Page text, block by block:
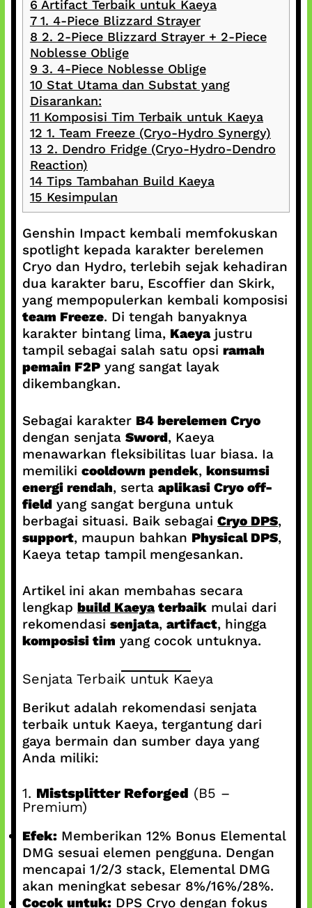
6 Artifact Terbaik untuk Kaeya
71. 4-Piece Blizzard Strayer
8 2. 2-Piece Blizzard Strayer + 2-Piece
Noblesse Oblige
9 3. 4-Piece Noblesse Oblige
10Stat Utama dan Substat yang
Disarankan:
11 Komposisi Tim Terbaik untuk Kaeya
12 1. Team Freeze (Cryo-Hydro Synergy)
13 2. Dendro Fridge (Cryo-Hydro-Dendro
Reaction)
14Tips Tambahan Build Kaeya
15 Kesimpulan
Genshin Impact kembali memfokuskan
spotlight kepada karakter berelemen
Cryo dan Hydro, terlebih sejak kehadiran
dua karakter baru, Escoffier dan Skirk,
yang mempopulerkan kembali komposisi
team Freeze. Di tengah banyaknya
karakter bintang lima, Kaeyajustru
tampil sebagai salah satu opsi ramah
pemain F2Pyang sangat layak
dikembangkan.
Sebagai karakter B4 berelemen Cryo
dengan senjata Sword, Kaeya
menawarkan fleksibilitas luar biasa. Ia
memiliki cooldown pendek, konsumsi
energi rendah, serta aplikasi Cryo off-
fieldyang sangat berguna untuk
berbagai situasi. Baik sebagai Cryo DPS,
support, maupun bahkan Physical DPS,
Kaeya tetap tampil mengesankan.
Artikel ini akan membahas secara
lengkap build Kaeyaterbaikmulai dari
rekomendasi senjata, artifact, hingga
komposisi tim yang cocok untuknya.
Senjata Terbaik untuk Kaeya
Berikut adalah rekomendasi senjata
terbaik untuk Kaeya, tergantung dari
gaya bermain dan sumber daya yang
Anda miliki:
1. Mistsplitter Reforged (B5 –
Premium)
Efek:Memberikan 12% Bonus Elemental
DMG sesuai elemen pengguna. Dengan
mencapai 1/2/3 stack, Elemental DMG
akan meningkat sebesar 8%/16%/28%.
Cocok untuk:DPS Cryo dengan fokus